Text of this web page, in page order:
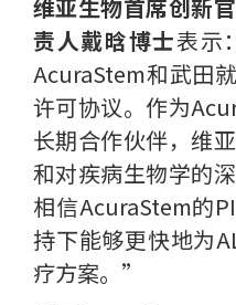
维亚生物首席创新
责人戴晗博士表示
AcuraStem和武田
许可协议。作为
长期合作伙伴，维
和对疾病生物学的
相信AcuraStem的
持下能够更快地为
疗方案。”